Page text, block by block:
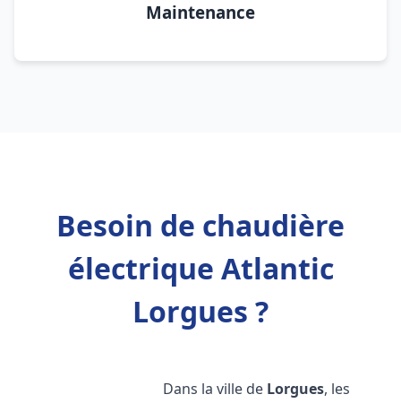
Maintenance
Besoin de chaudière
électrique Atlantic
Lorgues ?
Dans la ville de Lorgues, les